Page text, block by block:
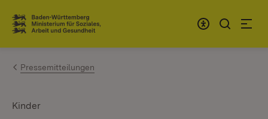
Zum Inhalt springen
Link zur Startseite
Pressemitteilungen
Kinder